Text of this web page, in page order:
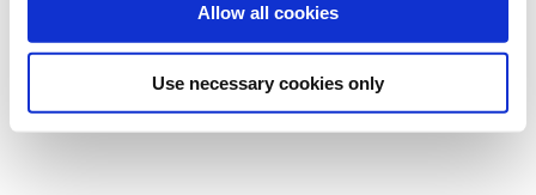
Allow all cookies
Use necessary cookies only